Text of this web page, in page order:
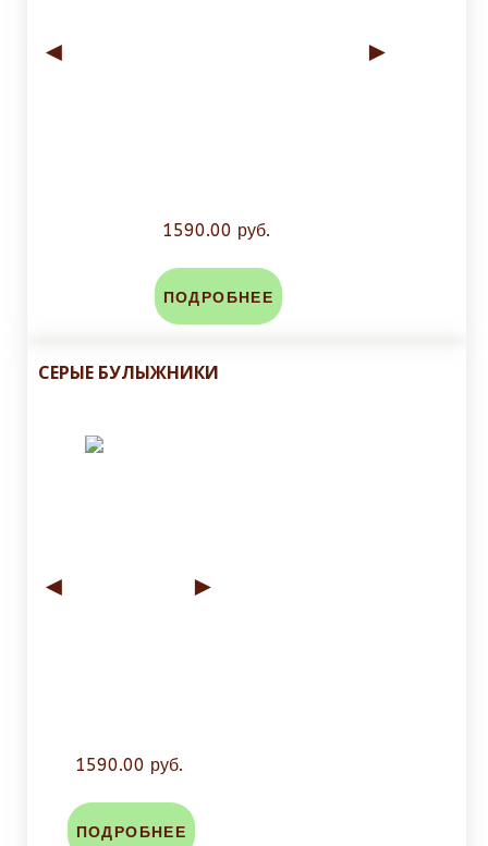
◄ ►
1590.00 руб.
ПОДРОБНЕЕ
СЕРЫЕ БУЛЫЖНИКИ
◄ ►
1590.00 руб.
ПОДРОБНЕЕ